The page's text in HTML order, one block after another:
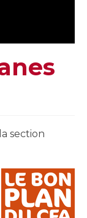
section